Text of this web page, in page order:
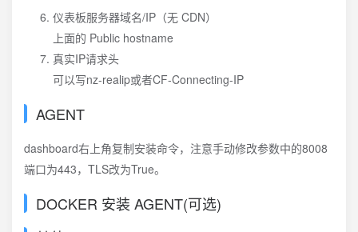
仪表板服务器域名/IP（无 CDN）
上面的 Public hostname
真实IP请求头
可以写nz-realip或者CF-Connecting-IP
AGENT
dashboard右上角复制安装命令，注意手动修改参数中的8008
端口为443，TLS改为True。
DOCKER 安装 AGENT(可选)